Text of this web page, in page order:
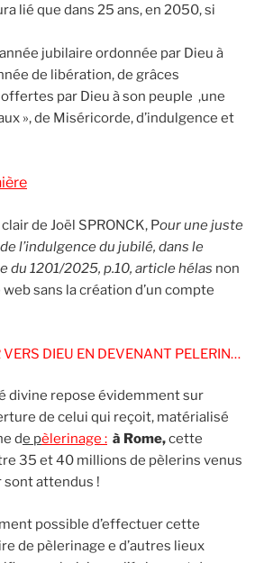
lié que dans 25 ans, en 2050, si
jubilaire ordonnée par Dieu à
de libération, de grâces
par Dieu à son peuple ,une
», de Miséricorde, d’indulgence et
de Joël SPRONCK, Pour une juste
l’indulgence du jubilé, dans le
du 1201/2025, p.10, article hélas non
sans la création d’un compte
DIEU EN DEVENANT PELERIN…
divine repose évidemment sur
de celui qui reçoit, matérialisé
de pèlerinage : à Rome,cette
35 et 40 millions de pèlerins venus
attendus !
possible d’effectuer cette
de pèlerinage e d’autres lieux